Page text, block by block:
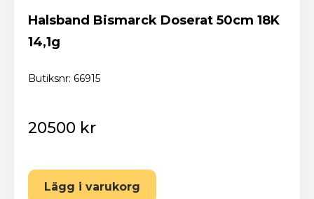
Halsband Bismarck Doserat 50cm 18K
14,1g
Butiksnr: 66915
20500 kr
Lägg i varukorg